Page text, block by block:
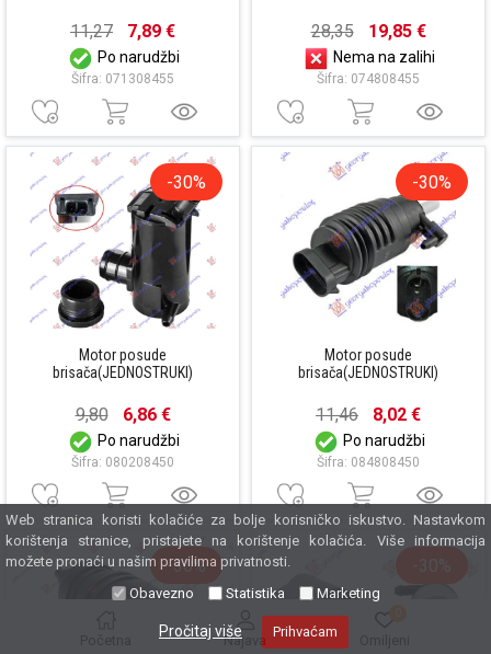
11,27 7,89 €
Po narudžbi
Šifra: 071308455
28,35 19,85 €
Nema na zalihi
Šifra: 074808455
-30%
Motor posude
brisača(JEDNOSTRUKI)
9,80 6,86 €
Po narudžbi
Šifra: 080208450
-30%
Motor posude
brisača(JEDNOSTRUKI)
11,46 8,02 €
Po narudžbi
Šifra: 084808450
-30%
Web stranica koristi kolačiće za bolje korisničko iskustvo. Nastavkom
korištenja stranice, pristajete na korištenje kolačića. Više informacija
možete pronaći u našim pravilima privatnosti.
Obavezno
Statistika Marketing
Pročitaj više Prihvaćam
Najava